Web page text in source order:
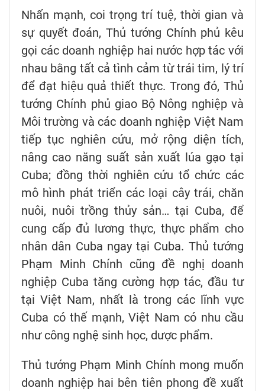
Nhấn mạnh, coi trọng trí tuệ, thời gian và
sự quyết đoán, Thủ tướng Chính phủ kêu
gọi các doanh nghiệp hai nước hợp tác với
nhau bằng tất cả tình cảm từ trái tim, lý trí
để đạt hiệu quả thiết thực. Trong đó, Thủ
tướng Chính phủ giao Bộ Nông nghiệp và
Môi trường và các doanh nghiệp Việt Nam
tiếp tục nghiên cứu, mở rộng diện tích,
nâng cao năng suất sản xuất lúa gạo tại
Cuba; đồng thời nghiên cứu tổ chức các
mô hình phát triển các loại cây trái, chăn
nuôi, nuôi trồng thủy sản… tại Cuba, để
cung cấp đủ lương thực, thực phẩm cho
nhân dân Cuba ngay tại Cuba. Thủ tướng
Phạm Minh Chính cũng đề nghị doanh
nghiệp Cuba tăng cường hợp tác, đầu tư
tại Việt Nam, nhất là trong các lĩnh vực
Cuba có thế mạnh, Việt Nam có nhu cầu
như công nghệ sinh học, dược phẩm.
Thủ tướng Phạm Minh Chính mong muốn
doanh nghiệp hai bên tiên phong đề xuất